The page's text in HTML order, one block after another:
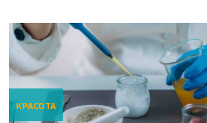
КРАСОТА